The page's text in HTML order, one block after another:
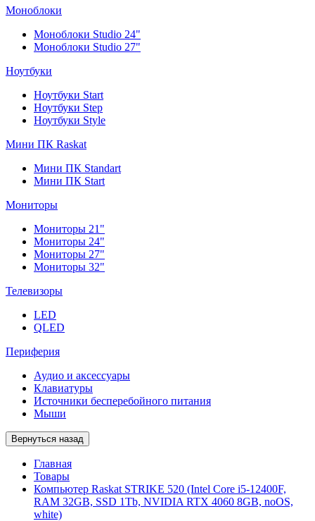
Моноблоки
Моноблоки Studio 24"
Моноблоки Studio 27"
Ноутбуки
Ноутбуки Start
Ноутбуки Step
Ноутбуки Style
Мини ПК Raskat
Мини ПК Standart
Мини ПК Start
Мониторы
Мониторы 21"
Мониторы 24"
Мониторы 27"
Мониторы 32"
Телевизоры
LED
QLED
Периферия
Аудио и аксессуары
Клавиатуры
Источники бесперебойного питания
Мыши
Вернуться назад
Главная
Товары
Компьютер Raskat STRIKE 520 (Intel Core i5-12400F,
RAM 32GB, SSD 1Tb, NVIDIA RTX 4060 8GB, noOS,
white)